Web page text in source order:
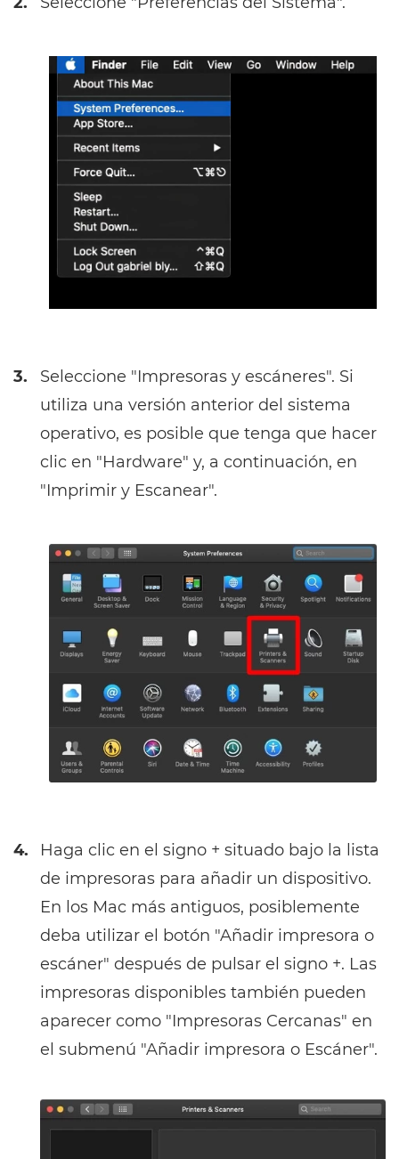
3.
Seleccione "Impresoras y escáneres". Si
utiliza una versión anterior del sistema
operativo, es posible que tenga que hacer
clic en "Hardware" y, a continuación, en
"Imprimir y Escanear".
4.
Haga clic en el signo + situado bajo la lista
de impresoras para añadir un dispositivo.
En los Mac más antiguos, posiblemente
deba utilizar el botón "Añadir impresora o
escáner" después de pulsar el signo +. Las
impresoras disponibles también pueden
aparecer como "Impresoras Cercanas" en
el submenú "Añadir impresora o Escáner".